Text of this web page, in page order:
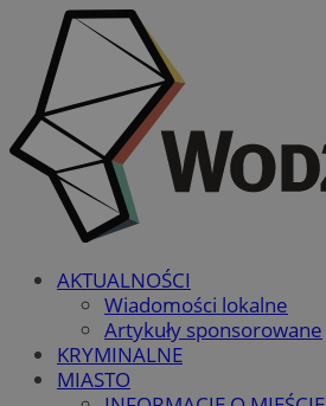
AKTUALNOŚCI
Wiadomości lokalne
Artykuły sponsorowane
KRYMINALNE
MIASTO